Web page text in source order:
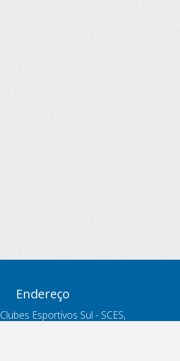
Endereço
Esportivos Sul - SCES,